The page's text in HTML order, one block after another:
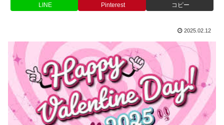
LINE Pinterest コピー
2025.02.12